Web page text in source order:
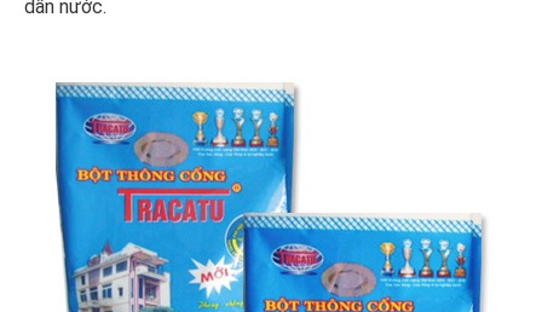
dẫn nước.